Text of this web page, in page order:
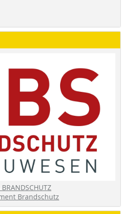
Brandschutz